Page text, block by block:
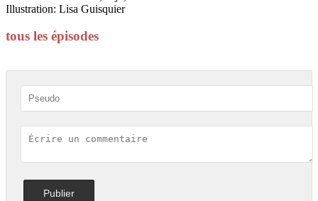
Illustration: Lisa Guisquier
tous les épisodes